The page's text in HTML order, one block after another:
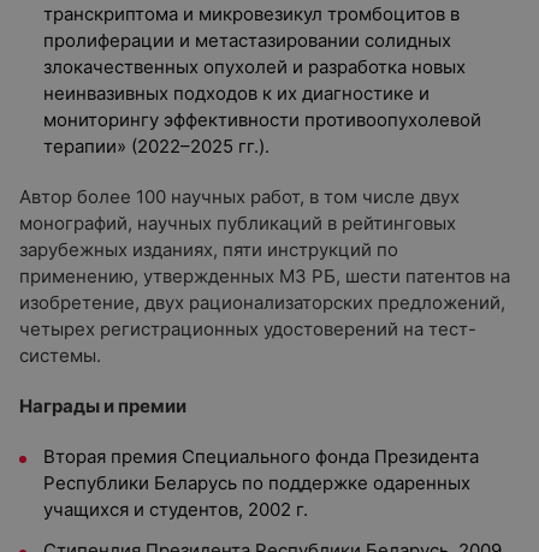
транскриптома и микровезикул тромбоцитов в
пролиферации и метастазировании солидных
злокачественных опухолей и разработка новых
неинвазивных подходов к их диагностике и
мониторингу эффективности противоопухолевой
терапии» (2022–2025 гг.).
Автор более 100 научных работ, в том числе двух
монографий, научных публикаций в рейтинговых
зарубежных изданиях, пяти инструкций по
применению, утвержденных МЗ РБ, шести патентов на
изобретение, двух рационализаторских предложений,
четырех регистрационных удостоверений на тест-
системы.
Награды и премии
Вторая премия Специального фонда Президента
Республики Беларусь по поддержке одаренных
учащихся и студентов, 2002 г.